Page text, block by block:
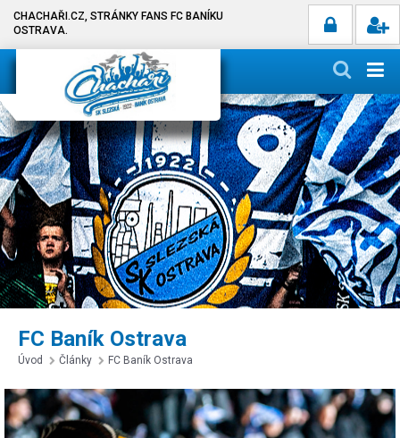
CHACHAŘI.CZ, STRÁNKY FANS FC BANÍKU
OSTRAVA.
FC Baník Ostrava
Úvod Články FC Baník Ostrava